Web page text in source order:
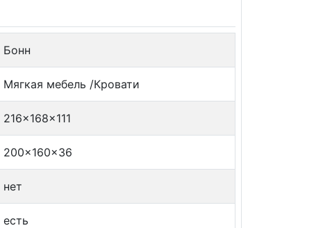
Бонн
Мягкая мебель /Кровати
216x168x111
200x160x36
нет
есть